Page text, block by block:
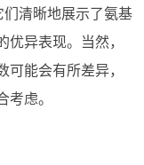
们清晰地展示了氨基
异表现。当然，
能会有所差异，
考虑。